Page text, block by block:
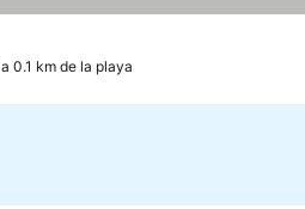
a 0.1 km de la playa